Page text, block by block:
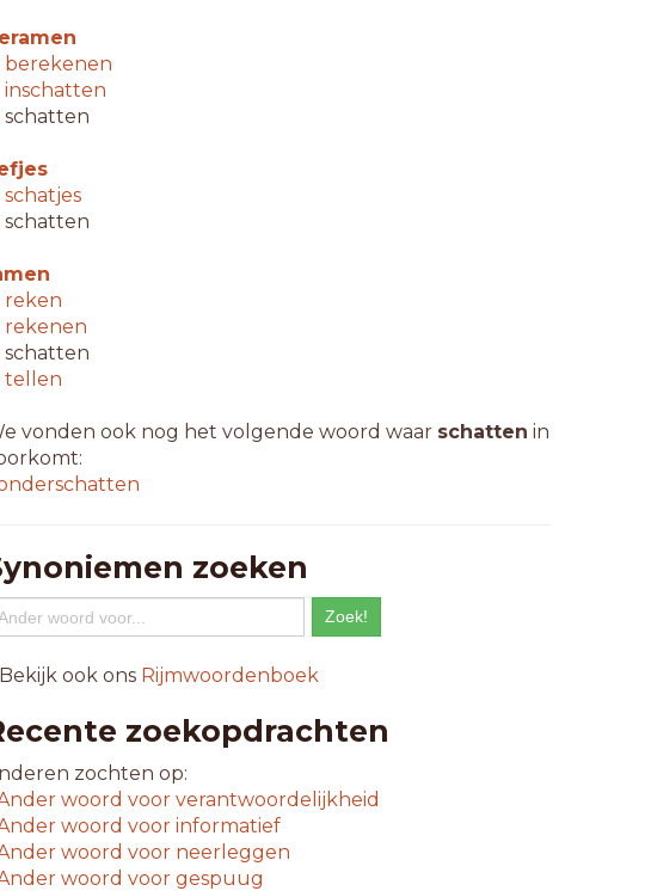
berekenen
inschatten
schatten
schatjes
schatten
reken
rekenen
schatten
tellen
vonden ook nog het volgende woord waar schatten in
zoeken
ook ons Rijmwoordenboek
zoekopdrachten
zochten op:
woord voorverantwoordelijkheid
woord voorinformatief
woord voorneerleggen
woord voorgespuug